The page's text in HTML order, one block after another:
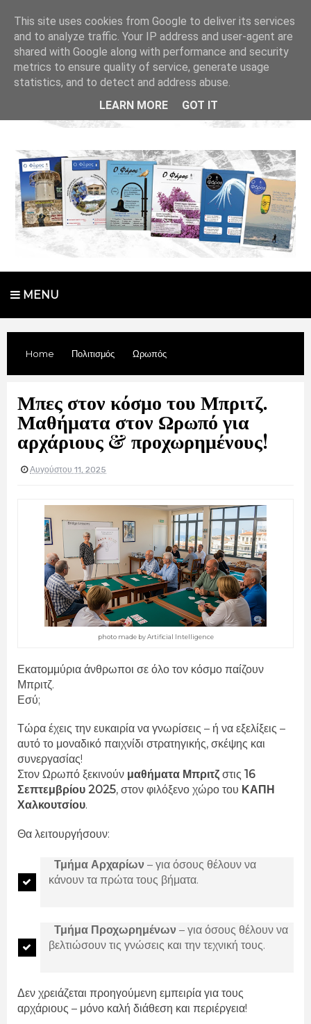
MENU
Home Πολιτισμός Ωρωπός
Μπες στον κόσμο του Μπριτζ.
Μαθήματα στον Ωρωπό για
αρχάριους & προχωρημένους!
Αυγούστου 11, 2025
photo made by Artificial Intelligence
Εκατομμύρια άνθρωποι σε όλο τον κόσμο παίζουν
Μπριτζ.
Εσύ;
Τώρα έχεις την ευκαιρία να γνωρίσεις – ή να εξελίξεις –
αυτό το μοναδικό παιχνίδι στρατηγικής, σκέψης και
συνεργασίας!
Στον Ωρωπό ξεκινούν μαθήματα Μπριτζ στις 16
Σεπτεμβρίου 2025, στον φιλόξενο χώρο του ΚΑΠΗ
Χαλκουτσίου.
Θα λειτουργήσουν:
Τμήμα Αρχαρίων – για όσους θέλουν να
κάνουν τα πρώτα τους βήματα.
Τμήμα Προχωρημένων – για όσους θέλουν να
βελτιώσουν τις γνώσεις και την τεχνική τους.
Δεν χρειάζεται προηγούμενη εμπειρία για τους
αρχάριους – μόνο καλή διάθεση και περιέργεια!
This site uses cookies from Google to deliver its services
and to analyze traffic. Your IP address and user-agent are
shared with Google along with performance and security
metrics to ensure quality of service, generate usage
statistics, and to detect and address abuse.
LEARN MORE
GOT IT